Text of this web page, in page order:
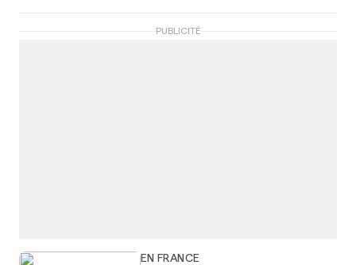
EN FRANCE
PUBLICITÉ